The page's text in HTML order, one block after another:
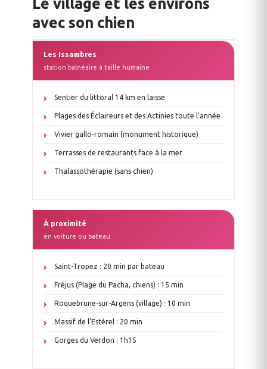
Le village et les environs
avec son chien
Les Issambres
station balnéaire à taille humaine
Sentier du littoral 14 km en laisse
Plages des Éclaireurs et des Actinies toute l’année
Vivier gallo-romain (monument historique)
Terrasses de restaurants face à la mer
Thalassothérapie (sans chien)
À proximité
en voiture ou bateau
Saint-Tropez : 20 min par bateau
Fréjus (Plage du Pacha, chiens) : 15 min
Roquebrune-sur-Argens (village) : 10 min
Massif de l’Estérel : 20 min
Gorges du Verdon : 1h15